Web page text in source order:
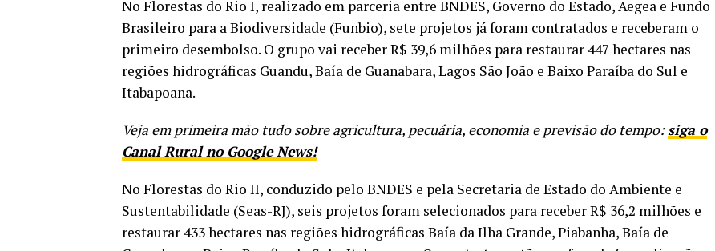
No Florestas do Rio I, realizado em parceria entre BNDES, Governo do Estado, Aegea e Fundo
Brasileiro para a Biodiversidade (Funbio), sete projetos já foram contratados e receberam o
primeiro desembolso. O grupo vai receber R$ 39,6 milhões para restaurar 447 hectares nas
regiões hidrográficas Guandu, Baía de Guanabara, Lagos São João e Baixo Paraíba do Sul e
Itabapoana.
Veja em primeira mão tudo sobre agricultura, pecuária, economia e previsão do tempo:siga o
Canal Rural no Google News!
No Florestas do Rio II, conduzido pelo BNDES e pela Secretaria de Estado do Ambiente e
Sustentabilidade (Seas-RJ), seis projetos foram selecionados para receber R$ 36,2 milhões e
restaurar 433 hectares nas regiões hidrográficas Baía da Ilha Grande, Piabanha, Baía de